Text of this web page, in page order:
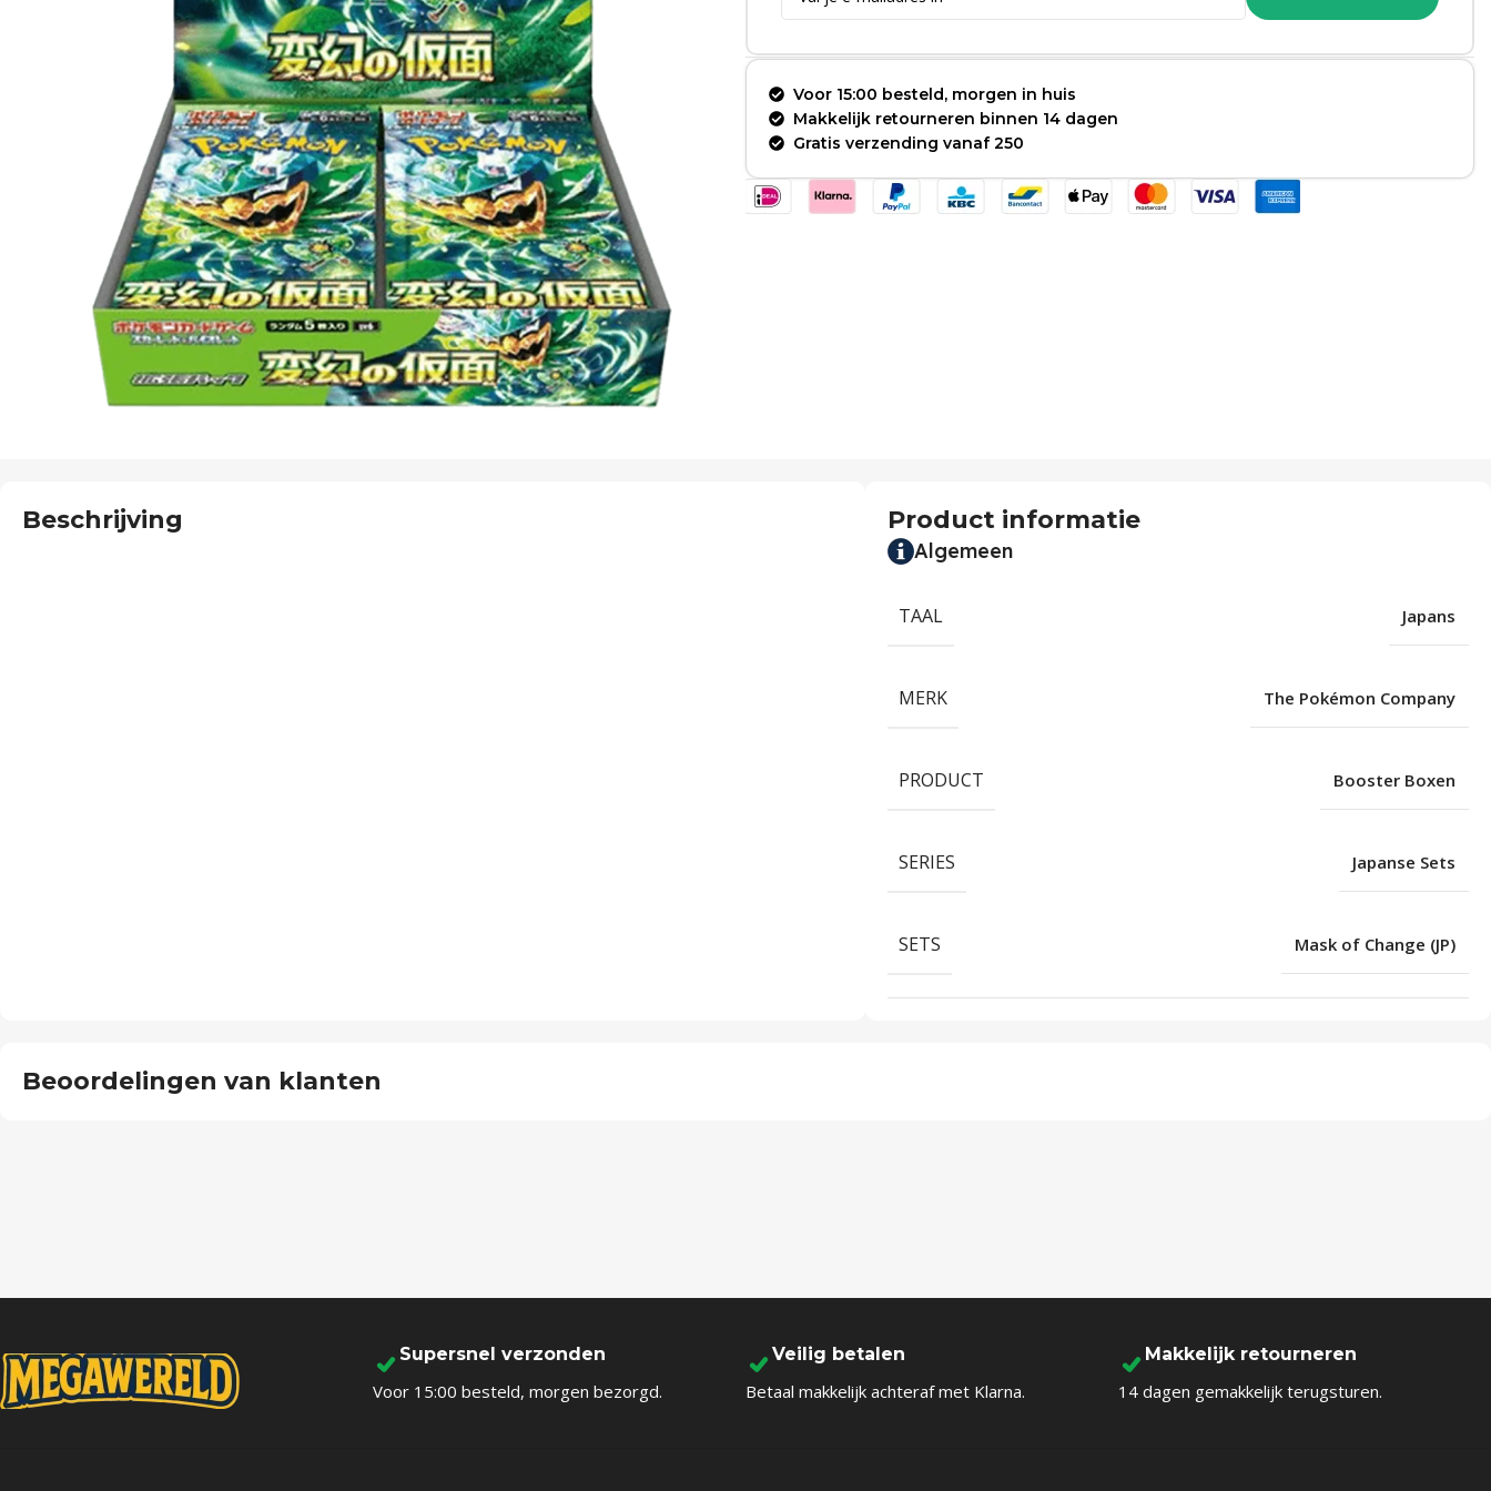
Voor 15:00 besteld, morgen in huis
Makkelijk retourneren binnen 14 dagen
Gratis verzending vanaf 250
Beschrijving Product informatie
Algemeen
TAAL Japans
MERK The Pokémon Company
PRODUCT Booster Boxen
SERIES Japanse Sets
SETS Mask of Change (JP)
Beoordelingen van klanten
Supersnel verzonden
Voor 15:00 besteld, morgen bezorgd.
Veilig betalen
Betaal makkelijk achteraf met Klarna.
Makkelijk retourneren
14 dagen gemakkelijk terugsturen.